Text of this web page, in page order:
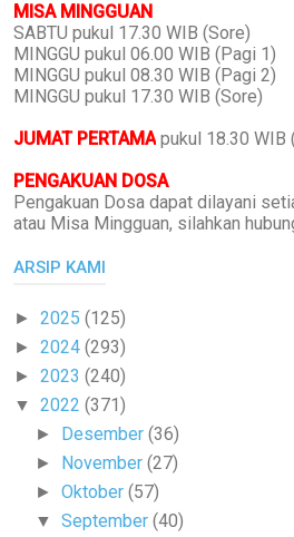
MISA MINGGUAN
SABTU pukul 17.30 WIB (Sore)
MINGGU pukul 06.00 WIB (Pagi 1)
MINGGU pukul 08.30 WIB (Pagi 2)
MINGGU pukul 17.30 WIB (Sore)
JUMAT PERTAMA pukul 18.30 WIB
PENGAKUAN DOSA
Pengakuan Dosa dapat dilayani
atau Misa Mingguan, silahkan
ARSIP KAMI
► 2025 (125)
► 2024 (293)
► 2023 (240)
▼ 2022 (371)
► Desember(36)
► November(27)
►Oktober(57)
▼September(40)